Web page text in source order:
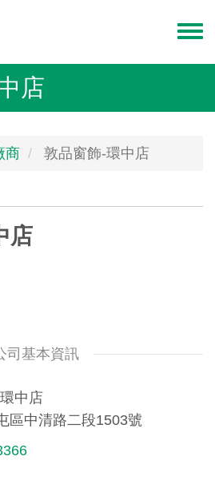
menu
店
商 敦品窗飾-環中店
店
司基本資訊
中店
區中清路二段1503號